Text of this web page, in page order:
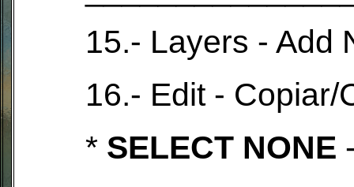
15.- Layers - Add
16.- Edit -
* SELECT NONE